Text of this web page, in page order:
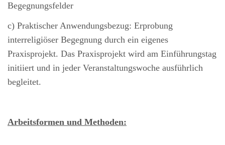
Begegnungsfelder
c) Praktischer Anwendungsbezug: Erprobung
interreligiöser Begegnung durch ein eigenes
Praxisprojekt. Das Praxisprojekt wird am Einführungstag
initiiert und in jeder Veranstaltungswoche ausführlich
begleitet.
Arbeitsformen und Methoden: